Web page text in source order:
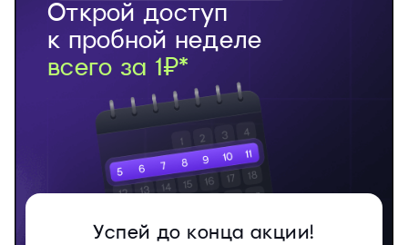
Открой доступ
к пробной неделе
всего за 1₽*
Успей до конца акции!